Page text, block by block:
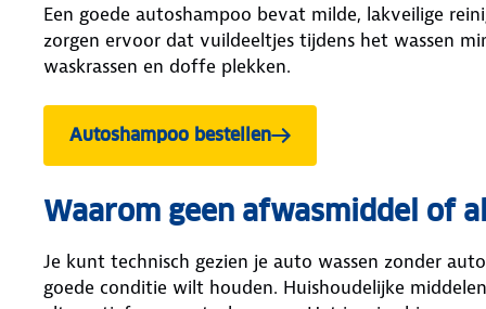
Een goede autoshampoo bevat milde, lakveilige
zorgen ervoor dat vuildeeltjes tijdens het wassen
waskrassen en doffe plekken.
Autoshampoo bestellen
Waarom geen afwasmiddel of
Je kunt technisch gezien je auto wassen zonder
goede conditie wilt houden. Huishoudelijke